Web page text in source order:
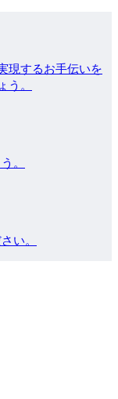
現するお手伝いを
う。
。
い。